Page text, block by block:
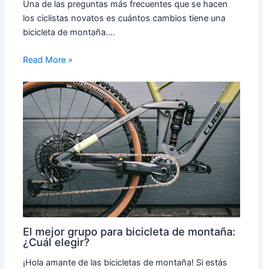
Una de las preguntas más frecuentes que se hacen
los ciclistas novatos es cuántos cambios tiene una
bicicleta de montaña.…
Read More »
El mejor grupo para bicicleta de montaña:
¿Cuál elegir?
¡Hola amante de las bicicletas de montaña! Si estás